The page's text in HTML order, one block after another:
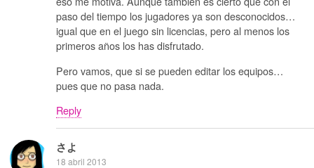
paso del tiempo los jugadores ya son desconocidos…
igual que en el juego sin licencias, pero al menos los
primeros años los has disfrutado.
Pero vamos, que si se pueden editar los equipos…
pues que no pasa nada.
Reply
さよ
18 abril 2013